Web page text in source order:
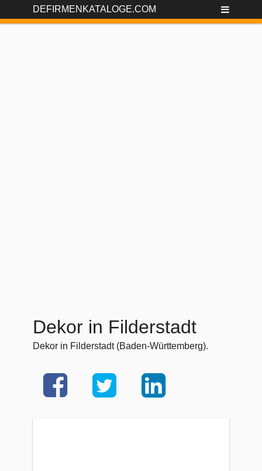
DEFIRMENKATALOGE.COM
Dekor in Filderstadt
Dekor in Filderstadt (Baden-Württemberg).